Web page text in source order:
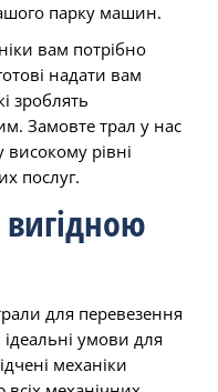
парку машин.
вам потрібно
надати вам
зроблять
Замовте трал у нас
високому рівні
послуг.
для перевезення
умови для
механіки